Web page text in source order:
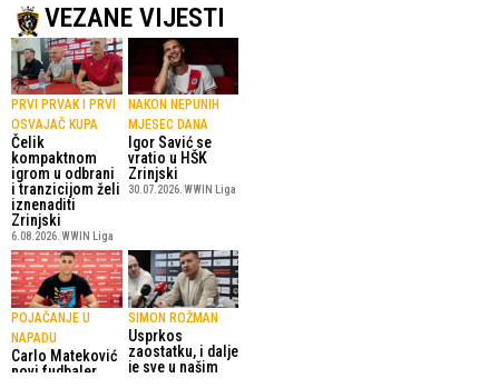
VEZANE VIJESTI
PRVI PRVAK I PRVI
OSVAJAČ KUPA
Čelik
kompaktnom
igrom u odbrani
i tranzicijom želi
iznenaditi
Zrinjski
6.08.2026. WWIN Liga
NAKON NEPUNIH
MJESEC DANA
Igor Savić se
vratio u HŠK
Zrinjski
30.07.2026. WWIN Liga
POJAČANJE U
NAPADU
Carlo Mateković
novi fudbaler
SIMON ROŽMAN
Usprkos
zaostatku, i dalje
je sve u našim